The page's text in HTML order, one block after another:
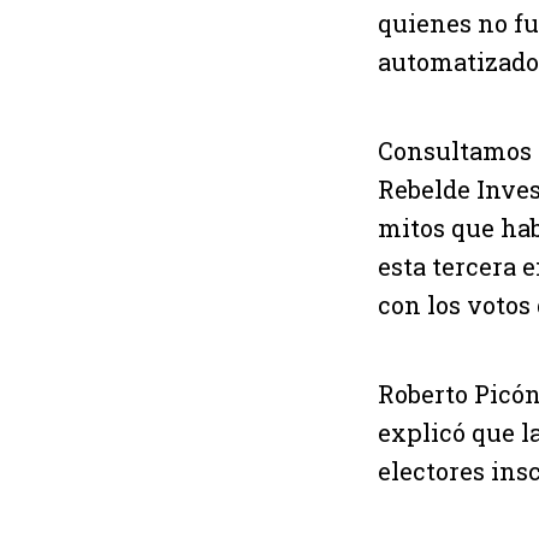
quienes no
Rebelde
mitos que
esta tercera
con los
Roberto
explicó que
electores